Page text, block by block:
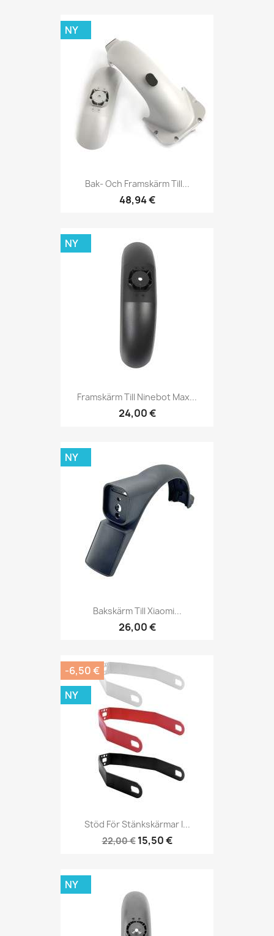
Bak- Och Framskärm Till...
48,94 €
NY
Framskärm Till Ninebot Max...
24,00 €
NY
Bakskärm Till Xiaomi...
26,00 €
NY
Stöd För Stänkskärmar I...
22,00 € 15,50 €
-6,50 €
NY
NY